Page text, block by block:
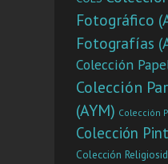
Fotográfico
Fotografías
Colección
Colección
(AYM) Colección
Colección
Colección